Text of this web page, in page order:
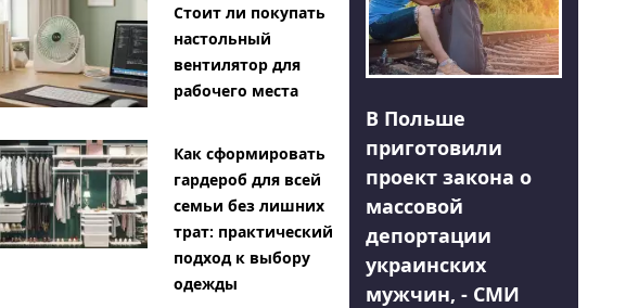
Стоит ли покупать
настольный
вентилятор для
рабочего места
Как сформировать
гардероб для всей
семьи без лишних
трат: практический
подход к выбору
одежды
В Польше
приготовили
проект закона о
массовой
депортации
украинских
мужчин, - СМИ